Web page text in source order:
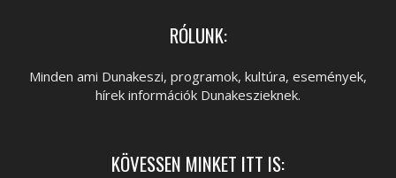
RÓLUNK:
Minden ami Dunakeszi, programok, kultúra, események,
hírek információk Dunakeszieknek.
KÖVESSEN MINKET ITT IS: